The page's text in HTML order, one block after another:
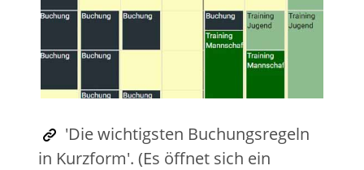
'Die wichtigsten Buchungsregeln
in Kurzform'. (Es öffnet sich ein